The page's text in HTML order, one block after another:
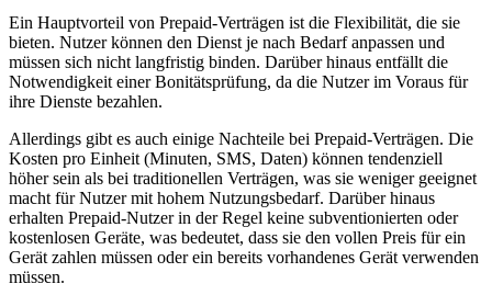
Ein Hauptvorteil von Prepaid-Verträgen ist die Flexibilität, die sie
bieten. Nutzer können den Dienst je nach Bedarf anpassen und
müssen sich nicht langfristig binden. Darüber hinaus entfällt die
Notwendigkeit einer Bonitätsprüfung, da die Nutzer im Voraus für
ihre Dienste bezahlen.
Allerdings gibt es auch einige Nachteile bei Prepaid-Verträgen. Die
Kosten pro Einheit (Minuten, SMS, Daten) können tendenziell
höher sein als bei traditionellen Verträgen, was sie weniger geeignet
macht für Nutzer mit hohem Nutzungsbedarf. Darüber hinaus
erhalten Prepaid-Nutzer in der Regel keine subventionierten oder
kostenlosen Geräte, was bedeutet, dass sie den vollen Preis für ein
Gerät zahlen müssen oder ein bereits vorhandenes Gerät verwenden
müssen.